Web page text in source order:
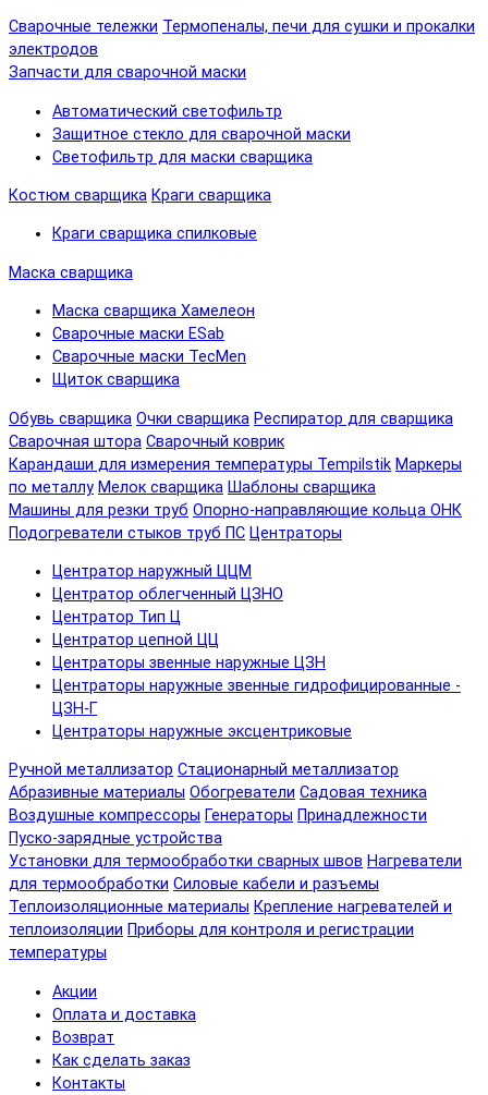
Сварочные тележки Термопеналы, печи для сушки и прокалки
электродов
Запчасти для сварочной маски
Автоматический светофильтр
Защитное стекло для сварочной маски
Светофильтр для маски сварщика
Костюм сварщика Краги сварщика
Краги сварщика спилковые
Маска сварщика
Маска сварщика Хамелеон
Сварочные маски ESab
Сварочные маски TecMen
Щиток сварщика
Обувь сварщика Очки сварщика Респиратор для сварщика
Сварочная штора Сварочный коврик
Карандаши для измерения температуры Tempilstik Маркеры
по металлу Мелок сварщика Шаблоны сварщика
Машины для резки труб Опорно-направляющие кольца ОНК
Подогреватели стыков труб ПС Центраторы
Центратор наружный ЦЦМ
Центратор облегченный ЦЗНО
Центратор Тип Ц
Центратор цепной ЦЦ
Центраторы звенные наружные ЦЗН
Центраторы наружные звенные гидрофицированные -
ЦЗН-Г
Центраторы наружные эксцентриковые
Ручной металлизатор Стационарный металлизатор
Абразивные материалы Обогреватели Садовая техника
Воздушные компрессоры Генераторы Принадлежности
Пуско-зарядные устройства
Установки для термообработки сварных швов Нагреватели
для термообработки Силовые кабели и разъемы
Теплоизоляционные материалы Крепление нагревателей и
теплоизоляции Приборы для контроля и регистрации
температуры
Акции
Оплата и доставка
Возврат
Как сделать заказ
Контакты